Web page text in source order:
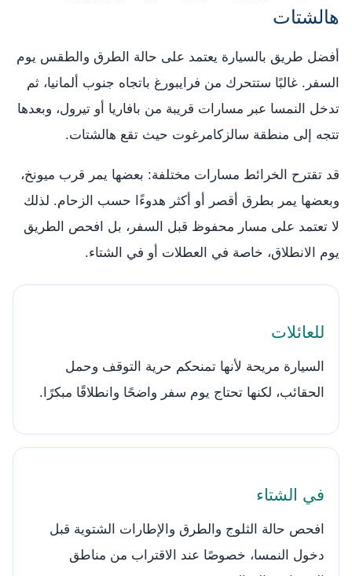
هالشتات
أفضل طريق بالسيارة يعتمد على حالة الطرق والطقس يوم
السفر. غالبًا ستتحرك من فرايبورغ باتجاه جنوب ألمانيا، ثم
تدخل النمسا عبر مسارات قريبة من بافاريا أو تيرول، وبعدها
تتجه إلى منطقة سالزكامرغوت حيث تقع هالشتات.
قد تقترح الخرائط مسارات مختلفة: بعضها يمر قرب ميونخ،
وبعضها يمر بطرق أقصر أو أكثر هدوءًا حسب الزحام. لذلك
لا تعتمد على مسار محفوظ قبل السفر، بل افحص الطريق
يوم الانطلاق، خاصة في العطلات أو في الشتاء.
للعائلات
السيارة مريحة لأنها تمنحكم حرية التوقف وحمل
الحقائب، لكنها تحتاج يوم سفر واضحًا وانطلاقًا مبكرًا.
في الشتاء
افحص حالة الثلوج والطرق والإطارات الشتوية قبل
دخول النمسا، خصوصًا عند الاقتراب من مناطق